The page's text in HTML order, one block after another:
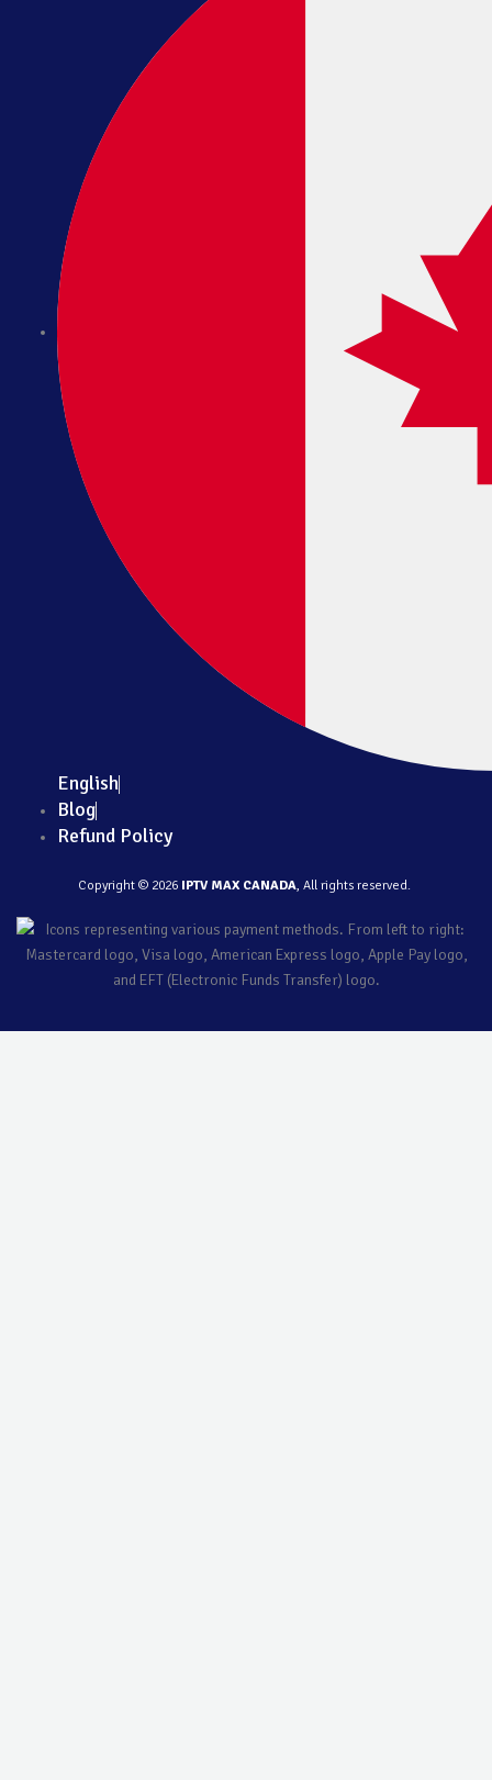
English
Blog
Refund Policy
Copyright © 2026 IPTV MAX CANADA, All rights reserved.